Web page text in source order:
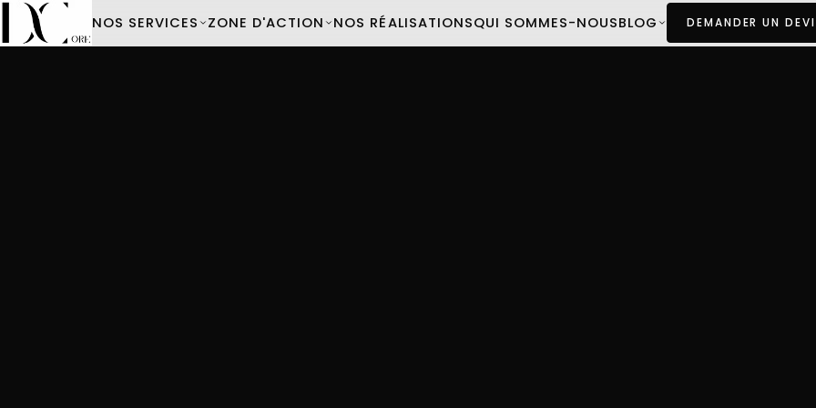
NOS SERVICES ZONE D'ACTION NOS RÉALISATIONSQUI SOMMES-NOUSBLOG DEMANDER UN